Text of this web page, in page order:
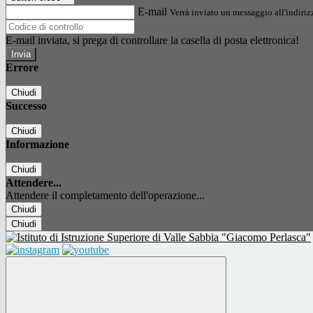
E-mail Verrà inviato un messaggio
E-mail inviata, si prega di controllare la casella di posta elettronica!
Errore
Chiudi
Successo
Chiudi
Informazione
Chiudi
Attendere...
Attendere il completamento dell'operazione...
Chiudi
Chiudi